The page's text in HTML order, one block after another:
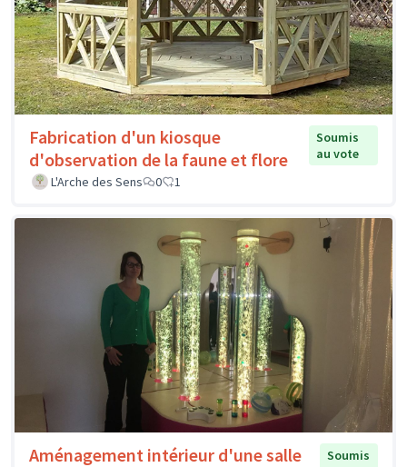
Fabrication d'un kiosque
d'observation de la faune et flore
Soumis
au vote
L'Arche des Sens
0 1
Aménagement intérieur d'une salle
Soumis